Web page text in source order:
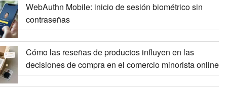
WebAuthn Mobile: inicio de sesión biométrico sin
contraseñas
Cómo las reseñas de productos influyen en las
decisiones de compra en el comercio minorista online